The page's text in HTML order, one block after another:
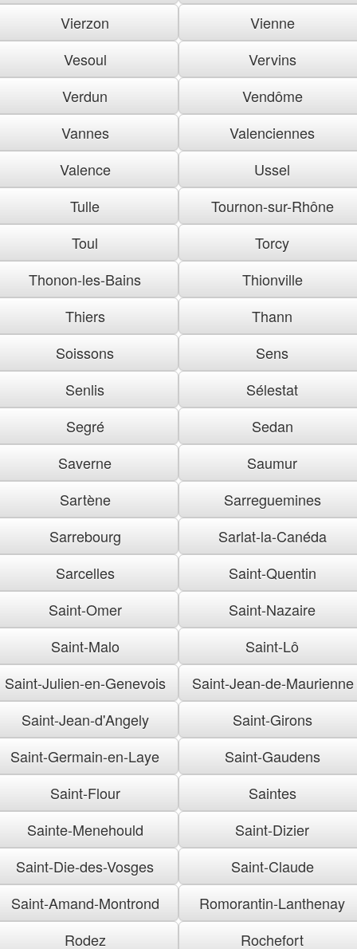
Vierzon
Vienne
Vesoul
Vervins
Verdun
Vendôme
Vannes
Valenciennes
Valence
Ussel
Tulle
Tournon-sur-Rhône
Toul
Torcy
Thonon-les-Bains
Thionville
Thiers
Thann
Soissons
Sens
Senlis
Sélestat
Segré
Sedan
Saverne
Saumur
Sartène
Sarreguemines
Sarrebourg
Sarlat-la-Canéda
Sarcelles
Saint-Quentin
Saint-Omer
Saint-Nazaire
Saint-Malo
Saint-Lô
Saint-Julien-en-Genevois
Saint-Jean-de-Maurienne
Saint-Jean-d'Angely
Saint-Girons
Saint-Germain-en-Laye
Saint-Gaudens
Saint-Flour
Saintes
Sainte-Menehould
Saint-Dizier
Saint-Die-des-Vosges
Saint-Claude
Saint-Amand-Montrond
Romorantin-Lanthenay
Rodez
Rochefort